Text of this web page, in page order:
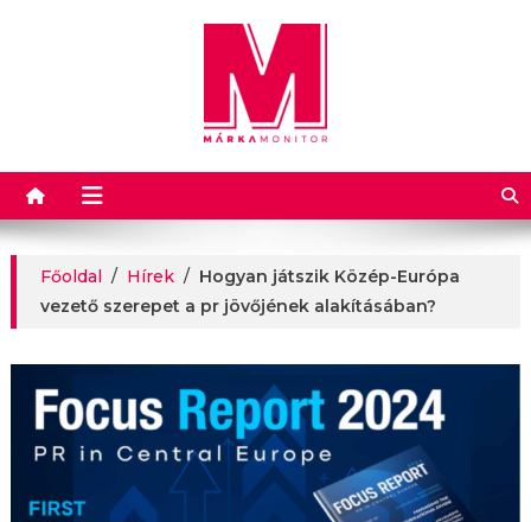
Márkamonitor
Főoldal / Hírek / Hogyan játszik Közép-Európa
vezető szerepet a pr jövőjének alakításában?